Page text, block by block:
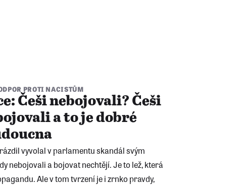
PROTI NACISTŮM
Češi nebojovali? Češi
a to je dobré
vyvolal v parlamentu skandál svým
nebojovali a bojovat nechtějí. Je to lež, která
Ale v tom tvrzení je i zrnko pravdy,